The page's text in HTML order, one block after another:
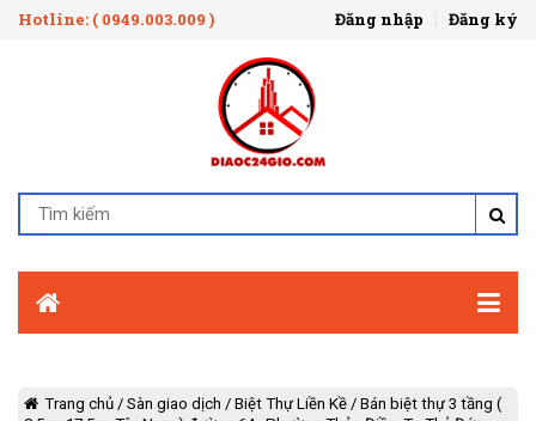
Hotline: ( 0949.003.009 ) Đăng nhập Đăng ký
Trang chủ / Sàn giao dịch / Biệt Thự Liền Kề / Bán biệt thự 3 tầng (